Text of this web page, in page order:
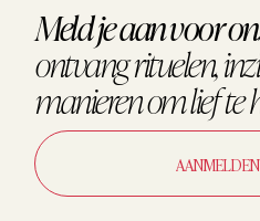
Meld je aan voor
ontvangrituelen,
manieren omlief te
AANMELDEN